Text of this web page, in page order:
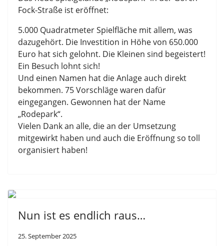
Fock-Straße ist eröffnet:
5.000 Quadratmeter Spielfläche mit allem, was
dazugehört. Die Investition in Höhe von 650.000
Euro hat sich gelohnt. Die Kleinen sind begeistert!
Ein Besuch lohnt sich!
Und einen Namen hat die Anlage auch direkt
bekommen. 75 Vorschläge waren dafür
eingegangen. Gewonnen hat der Name
„Rodepark“.
Vielen Dank an alle, die an der Umsetzung
mitgewirkt haben und auch die Eröffnung so toll
organisiert haben!
Nun ist es endlich raus…
25. September 2025